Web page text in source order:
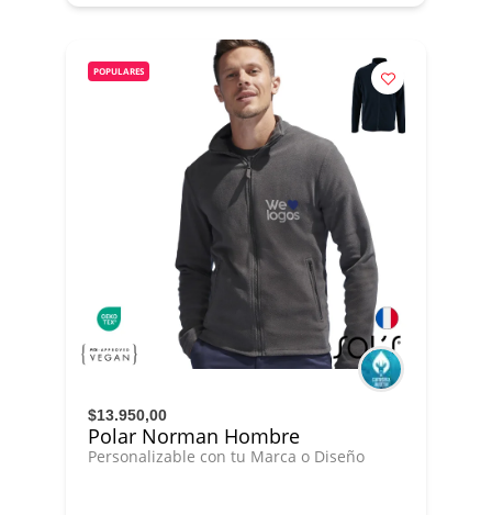
POPULARES
$13.950,00
Polar Norman Hombre
Personalizable con tu Marca o Diseño